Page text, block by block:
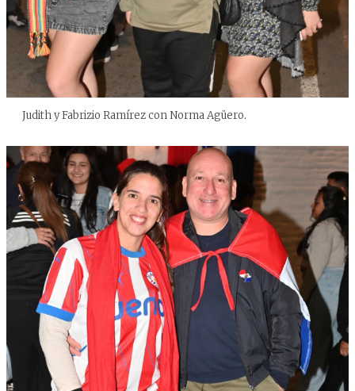
Judith y Fabrizio Ramírez con Norma Agüero.